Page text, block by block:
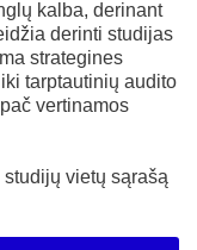
kalba, derinant
derinti studijas
strategines
tarptautinių audito
vertinamos
studijų vietų sąrašą